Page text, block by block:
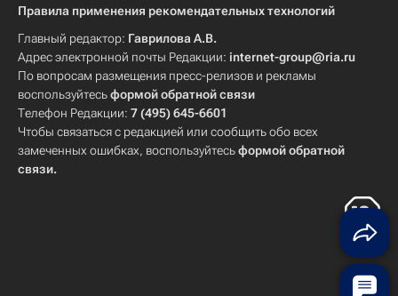
Правила применения рекомендательных технологий
Главный редактор: Гаврилова А.В.
Адрес электронной почты Редакции: internet-group@ria.ru
По вопросам размещения пресс-релизов и рекламы
воспользуйтесьформой обратной связи
Телефон Редакции: 7 (495) 645-6601
Чтобы связаться с редакцией или сообщить обо всех
замеченных ошибках, воспользуйтесьформой обратной
связи.